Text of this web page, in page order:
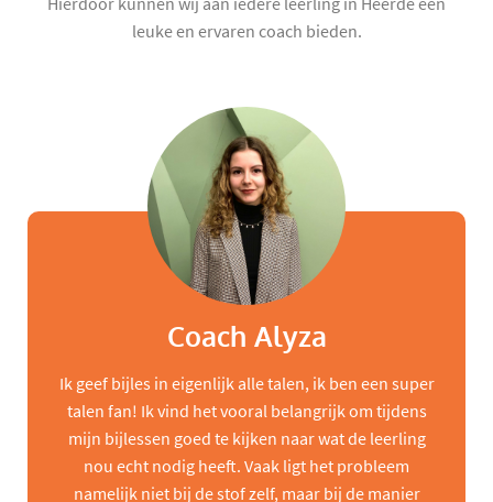
leuke en ervaren coach bieden.
Coach Alyza
Ik geef bijles in eigenlijk alle talen, ik ben een super
talen fan! Ik vind het vooral belangrijk om tijdens
mijn bijlessen goed te kijken naar wat de leerling
nou echt nodig heeft. Vaak ligt het probleem
namelijk niet bij de stof zelf, maar bij de manier